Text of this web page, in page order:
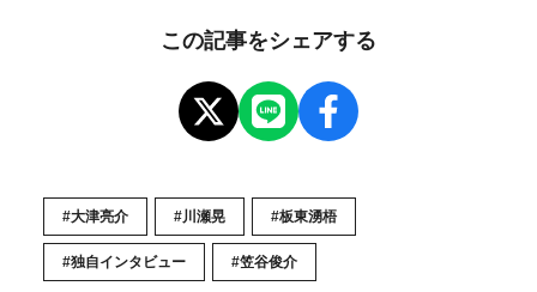
この記事をシェアする
#大津亮介 #川瀬晃 #板東湧梧
#独自インタビュー #笠谷俊介